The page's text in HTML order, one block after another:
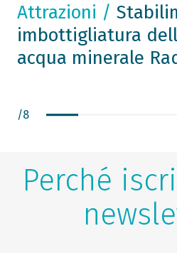
Attrazioni /
imbottigliatura
acqua minerale
/8
Perché